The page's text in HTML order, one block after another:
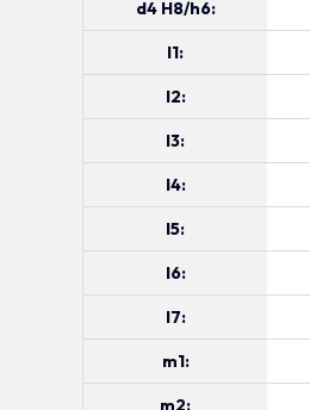
d4 H8/h6:
l1:
l2:
l3:
l4:
l5:
l6:
l7:
m1:
m2: